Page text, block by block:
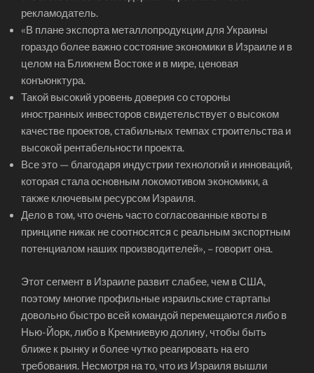
рекламодатель.
«В плане экспорта металлопродукции для Украины
гораздо более важно состояние экономики в Израиле и в
целом на Ближнем Востоке и в мире, ценовая
конъюнктура.
Такой высокий уровень доверия со стороны
иностранных инвесторов свидетельствует о высоком
качестве проектов, стабильных темпах строительства и
высокой рентабельности проекта.
Все это — благодаря индустрии технологий и инноваций,
которая стала основным локомотивом экономики, а
также ключевым ресурсом Израиля.
Дело в том, что очень часто согласованные квоты в
принципе никак не соотносятся с реальным экспортным
потенциалом наших производителей», – говорит она.
Этот сегмент в Израиле развит слабее, чем в США,
поэтому многие профильные израильские стартапы
довольно быстро всей командой перемещаются либо в
Нью-Йорк, либо в Кремниевую долину, чтобы быть
ближе к рынку и более чутко реагировать на его
требования. Несмотря на то, что из Израиля вышли